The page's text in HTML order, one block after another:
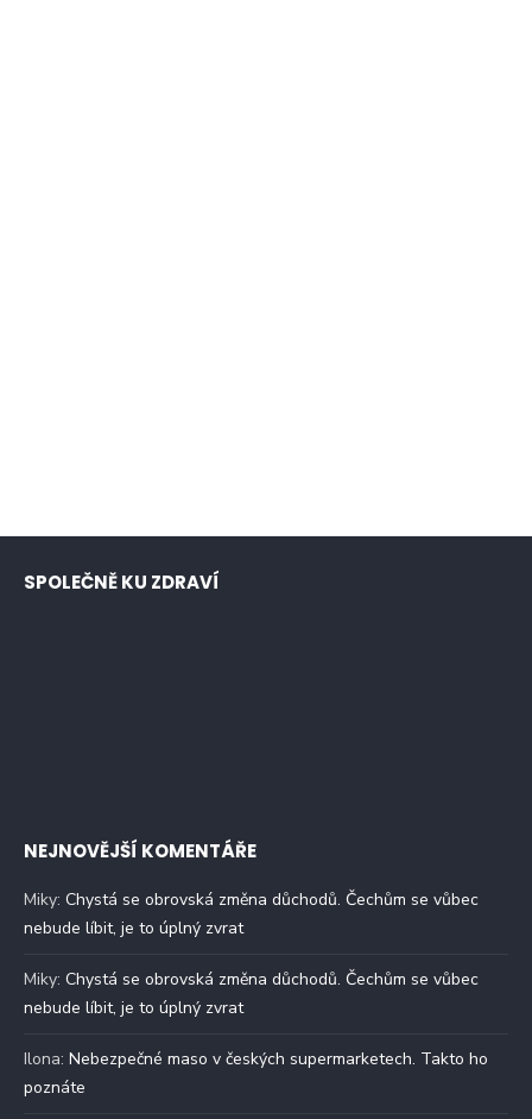
SPOLEČNĚ KU ZDRAVÍ
NEJNOVĚJŠÍ KOMENTÁŘE
Miky: Chystá se obrovská změna důchodů. Čechům se vůbec
nebude líbit, je to úplný zvrat
Miky: Chystá se obrovská změna důchodů. Čechům se vůbec
nebude líbit, je to úplný zvrat
Ilona: Nebezpečné maso v českých supermarketech. Takto ho
poznáte